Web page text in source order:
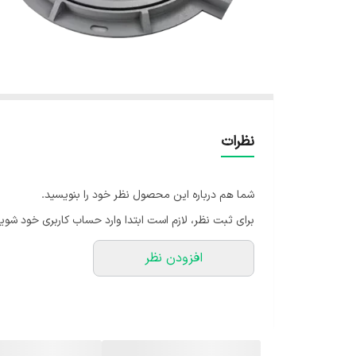
نظرات
شما هم درباره این محصول نظر خود را بنویسید.
برای ثبت نظر، لازم است ابتدا وارد حساب کاربری خود
افزودن نظر